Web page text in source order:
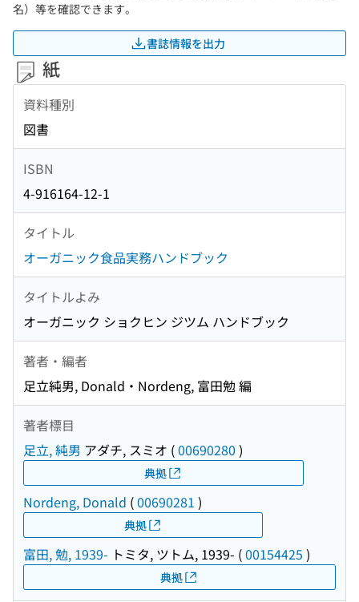
名）等を確認できます。
書誌情報を出力
紙
資料種別
図書
ISBN
4-916164-12-1
タイトル
オーガニック食品実務ハンドブック
タイトルよみ
オーガニック ショクヒン ジツム ハンドブック
著者・編者
足立純男, Donald・Nordeng, 富田勉 編
著者標目
足立, 純男 アダチ, スミオ (00690280 )
典拠
Nordeng, Donald (00690281 )
典拠
富田, 勉, 1939- トミタ, ツトム, 1939- (00154425 )
典拠